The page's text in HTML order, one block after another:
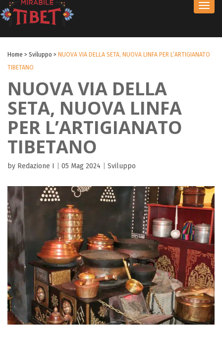
Home > Sviluppo > NUOVA VIA DELLA SETA, NUOVA LINFA PER L’ARTIGIANATO
TIBETANO
NUOVA VIA DELLA
SETA, NUOVA LINFA
PER L’ARTIGIANATO
TIBETANO
by Redazione I 05 Mag 2024 Sviluppo